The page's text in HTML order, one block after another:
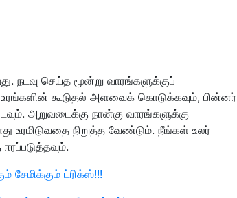
நடவு செய்த மூன்று வாரங்களுக்குப்
உரங்களின் கூடுதல் அளவைக் கொடுக்கவும், பின்னர்
அறுவடைக்கு நான்கு வாரங்களுக்கு
உரமிடுவதை நிறுத்த வேண்டும். நீங்கள் உலர்
ட்ரிக்ஸ்!!!